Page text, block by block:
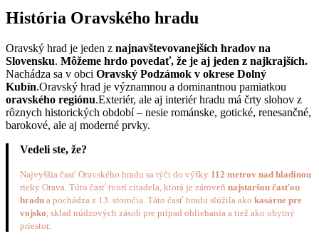
História Oravského hradu
Oravský hrad je jeden z najnavštevovanejších hradov na
Slovensku. Môžeme hrdo povedať, že je aj jeden z najkrajších.
Nachádza sa v obci Oravský Podzámok v okrese Dolný
Kubín.Oravský hrad je významnou a dominantnou pamiatkou
oravského regiónu.Exteriér, ale aj interiér hradu má črty slohov z
rôznych historických období – nesie románske, gotické, renesančné,
barokové, ale aj moderné prvky.
Vedeli ste, že?
Najvyššia časť Oravského hradu sa týči do výšky 112 metrov nad hladinou
rieky Orava. Túto časť tvorí citadela, ktorá je zároveň najstaršou časťou
hradu a pochádza z 13. storočia. Táto časť hradu slúžila ako kasárne pre
vojsko, sklad núdzových zásob pre prípad obliehania a tiež ako obytný
priestor.